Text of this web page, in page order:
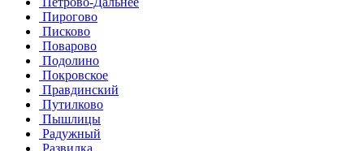
Пирогово
Писково
Поварово
Подолино
Покровское
Правдинский
Путилково
Пышлицы
Радужный
Развилка